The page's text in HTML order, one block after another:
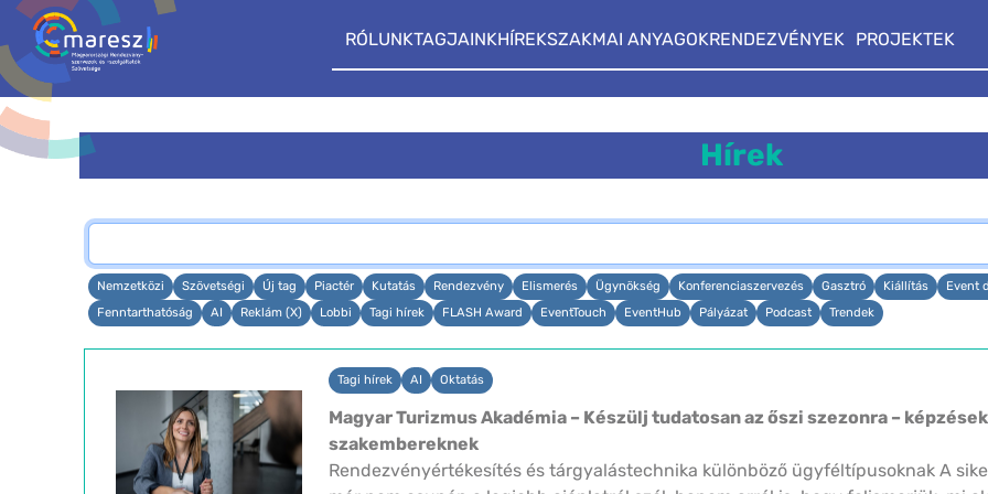
RÓLUNKTAGJAINKHÍREKSZAKMAI ANYAGOKRENDEZVÉNYEK PROJEKTEK
Hírek
Nemzetközi Szövetségi Új tag Piactér Kutatás Rendezvény Elismerés Ügynökség Konferenciaszervezés Gasztró Kiállítás Event
Fenntarthatóság
AI Reklám (X) Lobbi Tagi hírek FLASH Award EventTouch EventHub Pályázat Podcast Trendek
Tagi hírek AI Oktatás
Magyar Turizmus Akadémia – Készülj tudatosan az őszi szezonra –
szakembereknek
Rendezvényértékesítés és tárgyalástechnika különböző ügyféltípusoknak A